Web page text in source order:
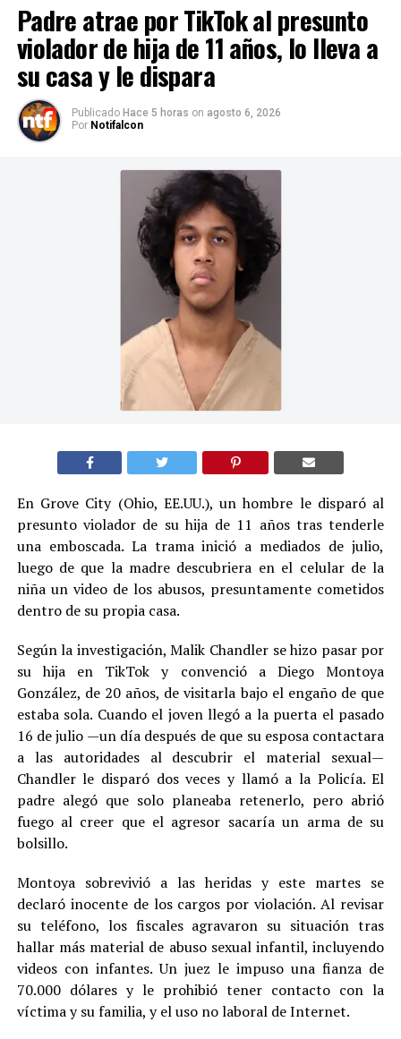
Padre atrae por TikTok al presunto
violador de hija de 11 años, lo lleva a
su casa y le dispara
Publicado Hace 5 horas on agosto 6, 2026
Por Notifalcon
En Grove City (Ohio, EE.UU.), un hombre le disparó al
presunto violador de su hija de 11 años tras tenderle
una emboscada. La trama inició a mediados de julio,
luego de que la madre descubriera en el celular de la
niña un video de los abusos, presuntamente cometidos
dentro de su propia casa.
Según la investigación, Malik Chandler se hizo pasar por
su hija en TikTok y convenció a Diego Montoya
González, de 20 años, de visitarla bajo el engaño de que
estaba sola. Cuando el joven llegó a la puerta el pasado
16 de julio —un día después de que su esposa contactara
a las autoridades al descubrir el material sexual—
Chandler le disparó dos veces y llamó a la Policía. El
padre alegó que solo planeaba retenerlo, pero abrió
fuego al creer que el agresor sacaría un arma de su
bolsillo.
Montoya sobrevivió a las heridas y este martes se
declaró inocente de los cargos por violación. Al revisar
su teléfono, los fiscales agravaron su situación tras
hallar más material de abuso sexual infantil, incluyendo
videos con infantes. Un juez le impuso una fianza de
70.000 dólares y le prohibió tener contacto con la
víctima y su familia, y el uso no laboral de Internet.